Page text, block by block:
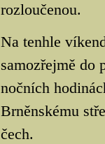
rozloučenou.
Na tenhle
samozřejmě do
nočních
Brněnskému
čech.